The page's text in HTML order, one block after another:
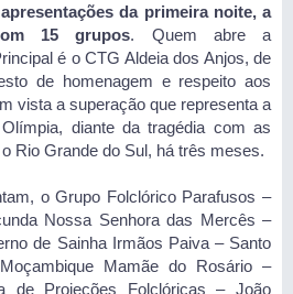
da primeira noite, a
15 grupos. Quem abre a
é o CTG Aldeia dos Anjos, de
de homenagem e respeito aos
vista a superação que representa a
diante da tragédia com as
Rio Grande do Sul, há três meses.
o Grupo Folclórico Parafusos –
Nossa Senhora das Mercês –
de Sainha Irmãos Paiva – Santo
Mamãe do Rosário –
de Projeções Folclóricas – João